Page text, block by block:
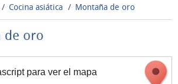
Cocina asiática Montaña de oro
de oro
para ver el mapa